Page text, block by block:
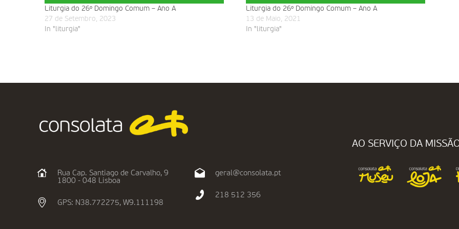
Liturgia do 26º Domingo Comum – Ano A
27 de Setembro, 2023
In "liturgia"
Liturgia do 26º Domingo Comum – Ano A
13 de Maio, 2021
In "liturgia"
Rua Cap. Santiago de Carvalho, 9
1800 - 048 Lisboa
GPS: N38.772275, W9.111198
geral@consolata.pt
218 512 356
AO SERVIÇO DA